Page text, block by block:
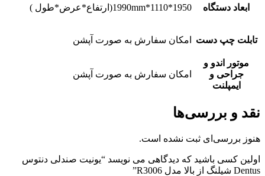
ابعاد دستگاه 1950*1110*1990mm(ارتفاع*عرض*طول )
تابلت چپ دست امکان سفارش به صورت آپشن
موتور اندو و
جراحی و
ایمپلنت
امکان سفارش به صورت آپشن
نقد و بررسی‌ها
هنوز بررسی‌ای ثبت نشده است.
اولین کسی باشید که دیدگاهی می نویسد “یونیت صندلی دنتوس
Dentus شیلنگ از بالا مدل R3006”